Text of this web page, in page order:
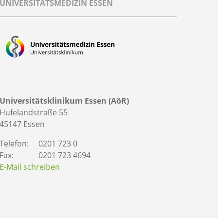
UNIVERSITÄTSMEDIZIN ESSEN
Universitätsklinikum Essen (AöR)
Hufelandstraße 55
45147 Essen
Telefon:
0201 723 0
Fax:
0201 723 4694
E-Mail schreiben